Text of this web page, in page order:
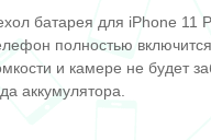
батарея для iPhone 11
полностью
и камере не будет
аккумулятора.